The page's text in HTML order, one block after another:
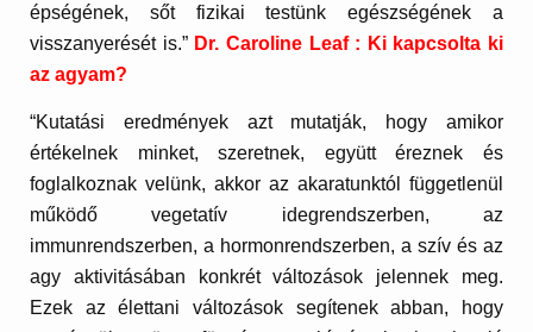
épségének, sőt fizikai testünk egészségének a
visszanyerését is.” Dr. Caroline Leaf : Ki kapcsolta ki
az agyam?
“Kutatási eredmények azt mutatják, hogy amikor
értékelnek minket, szeretnek, együtt éreznek és
foglalkoznak velünk, akkor az akaratunktól függetlenül
működő vegetatív idegrendszerben, az
immunrendszerben, a hormonrendszerben, a szív és az
agy aktivitásában konkrét változások jelennek meg.
Ezek az élettani változások segítenek abban, hogy